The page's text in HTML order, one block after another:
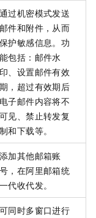
通过机密模式发送
邮件和附件，从而
保护敏感信息。功
能包括：邮件水
印、设置邮件有效
期，超过有效期后
电子邮件内容将不
可见、禁止转发复
制和下载等。
添加其他邮箱账
号，在阿里邮箱统
一代收代发。
可同时多窗口进行